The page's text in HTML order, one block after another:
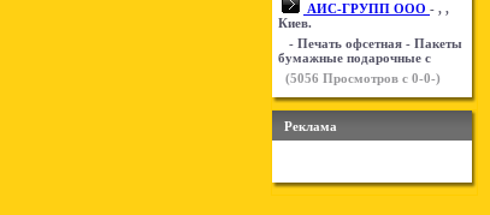
АИС-ГРУПП ООО - , ,
Киев.
- Печать офсетная - Пакеты
бумажные подарочные с
(5056 Просмотров с 0-0-)
Реклама